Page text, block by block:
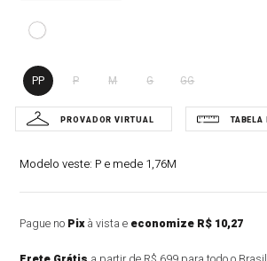
PP P M G GG
Modelo veste: P e mede 1,76M
Pague no Pixà vista e economize R$ 10,27